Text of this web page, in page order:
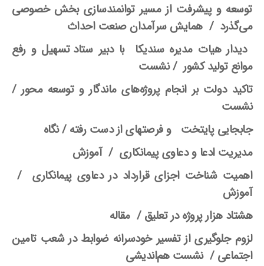
توسعه و پیشرفت از مسیر توانمندسازی بخش خصوصی
می‌گذرد / همایش سرآمدان صنعت احداث
دیدار هیات مدیره سندیکا با دبیر ستاد تسهیل و رفع
موانع تولید کشور / نشست
تاکید دولت بر انجام پروژه‌های ماندگار و توسعه محور/
نشست
جابجایی پایتخت و فرصتهای از دست رفته/ نگاه
مدیریت ادعا و دعاوی پیمانکاری/ آموزش
اهمیت شناخت اجزای قرارداد در دعاوی پیمانکاری/
آموزش
هشتاد هزار پروژه در تعلیق/ مقاله
لزوم جلوگیری از تفسیر خودسرانه ضوابط در شعب تامین
اجتماعی / نشست هم‌اندیشی